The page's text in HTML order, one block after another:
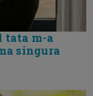
tata m-a
singura